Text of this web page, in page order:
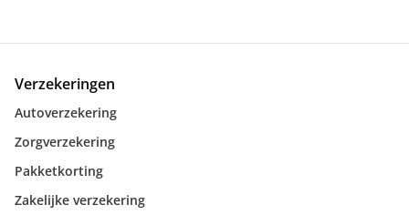
Verzekeringen
Autoverzekering
Zorgverzekering
Pakketkorting
Zakelijke verzekering